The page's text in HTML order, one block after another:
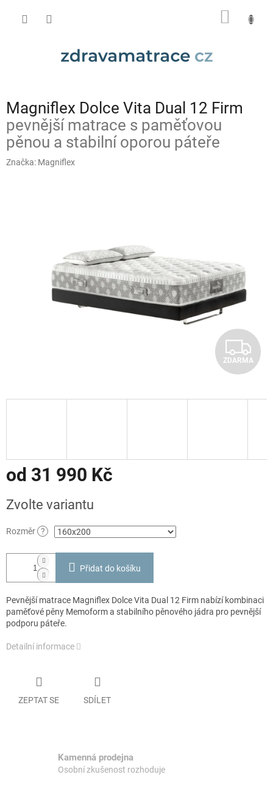
Magniflex Dolce Vita Dual 12 Firm
pevnější matrace s paměťovou
pěnou a stabilní oporou páteře
Značka: Magniflex
Z
D
A
ZDARMA
od 31 990 Kč
cena:
Zvolte variantu
Rozměr ?
Přidat do košíku
Pevnější matrace Magniflex Dolce Vita Dual 12 Firm nabízí kombinaci
paměťové pěny Memoform a stabilního pěnového jádra pro pevnější
podporu páteře.
Detailní informace
ZEPTAT SE SDÍLET
Kamenná prodejna
Osobní zkušenost rozhoduje